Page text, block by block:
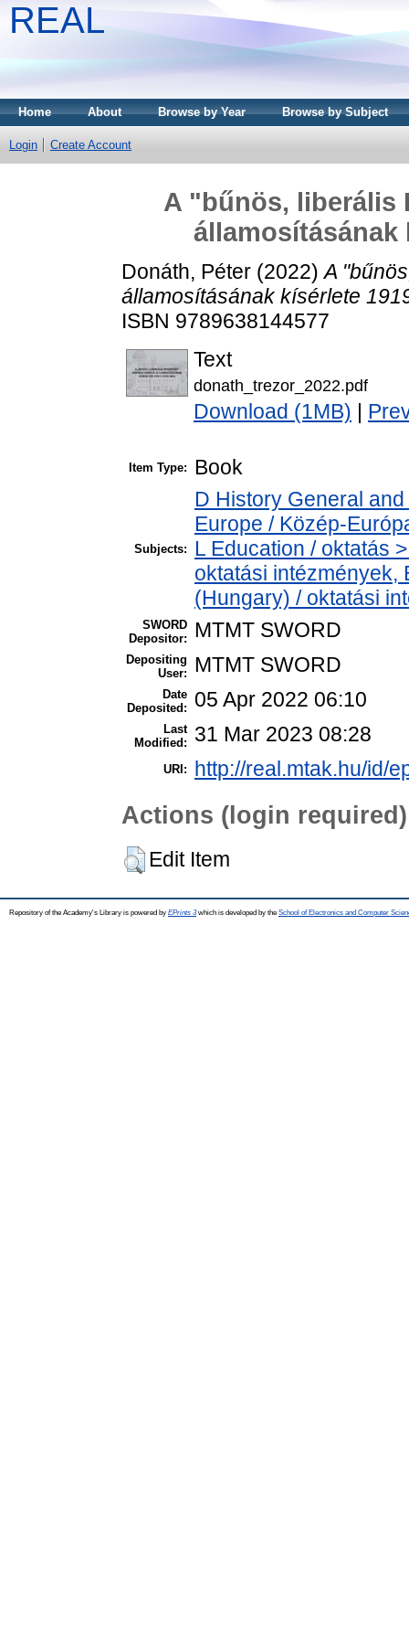
REAL
Home About Browse by Year Browse by Subject
Login Create Account
A "bűnös, liberális
államosításának
Donáth, Péter (2022)A
államosításának kísérlete
ISBN 9789638144577
Text
donath_trezor_2022.pdf
Download (1MB)
Item Type: Book
Subjects:
D History General
Europe / Közép-
L Education / oktatás
oktatási intézmények,
(Hungary) / oktatási
SWORD
Depositor:
MTMT SWORD
Depositing
User:
MTMT SWORD
Date
Deposited:
05 Apr 2022 06:10
Last
Modified:
31 Mar 2023 08:28
URI: http://real.mtak.hu/id/
Actions (login required)
Edit Item
Repository of the Academy's Library is powered by EPrints 3which is developed by the School of Electronics and Computer